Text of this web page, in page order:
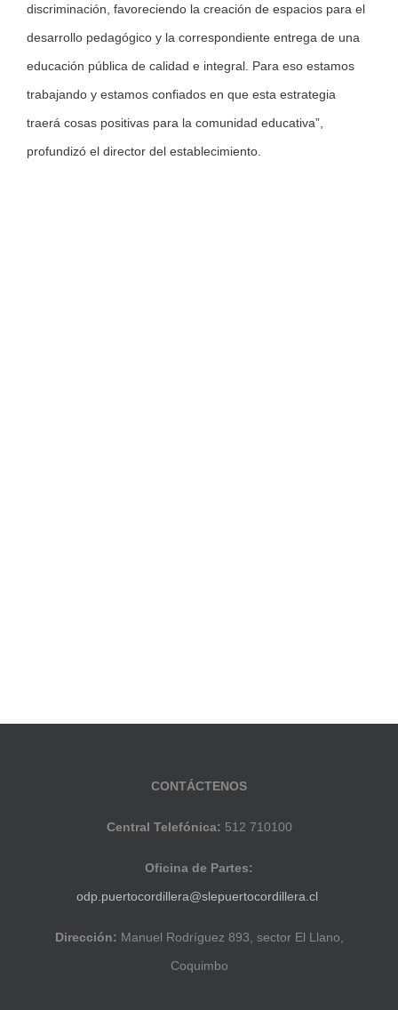
discriminación, favoreciendo la creación de espacios para el
desarrollo pedagógico y la correspondiente entrega de una
educación pública de calidad e integral. Para eso estamos
trabajando y estamos confiados en que esta estrategia
traerá cosas positivas para la comunidad educativa”,
profundizó el director del establecimiento.
CONTÁCTENOS
Central Telefónica: 512 710100
Oficina de Partes:
odp.puertocordillera@slepuertocordillera.cl
Dirección: Manuel Rodríguez 893, sector El Llano,
Coquimbo